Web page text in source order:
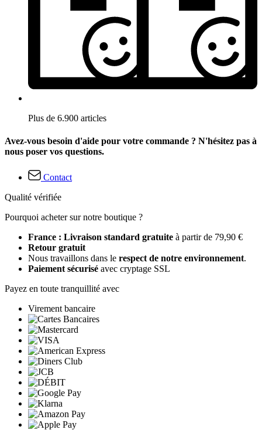
Plus de 6.900 articles
Avez-vous besoin d'aide pour votre commande ? N'hésitez pas à
nous poser vos questions.
Contact
Qualité vérifiée
Pourquoi acheter sur notre boutique ?
France : Livraison standard gratuite à partir de 79,90 €
Retour gratuit
Nous travaillons dans le respect de notre environnement.
Paiement sécurisé avec cryptage SSL
Payez en toute tranquillité avec
Virement bancaire